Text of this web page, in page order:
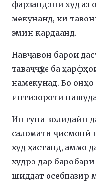
фарзандони худ аз
мекунанд, ки
эмин кардаанд.
Навҷавон барои
таваҷҷӯҳе ба
намекунад. Бо онҳо
интизороти
Ин гуна волидайн
саломати ҷисмонӣ
худ ҳастанд, аммо
худро дар
шиддат осебпазир